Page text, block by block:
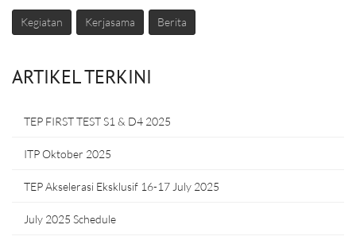
Kegiatan Kerjasama Berita
ARTIKEL TERKINI
TEP FIRST TEST S1 & D4 2025
ITP Oktober 2025
TEP Akselerasi Eksklusif 16-17 July 2025
July 2025 Schedule